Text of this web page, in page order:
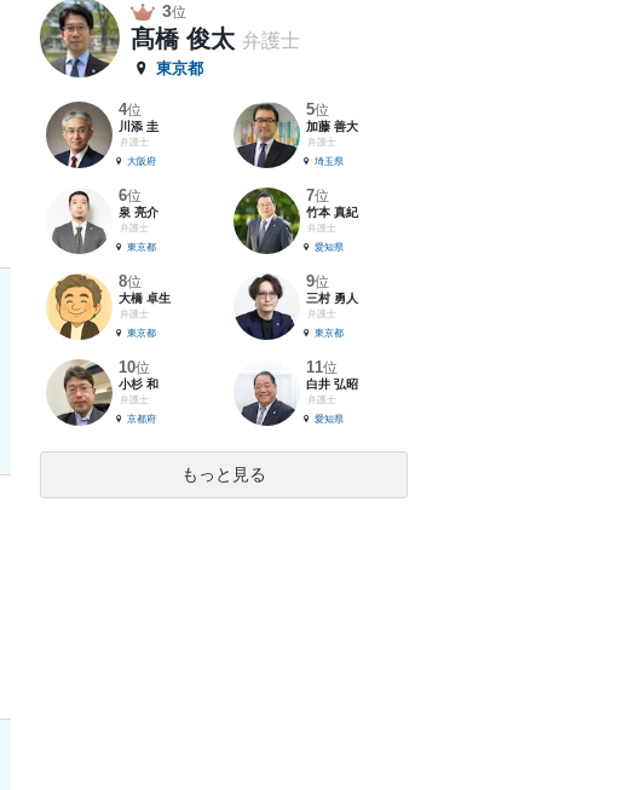
3位
髙橋 俊太 弁護士
東京都
4位
川添 圭
弁護士
大阪府
5位
加藤 善大
弁護士
埼玉県
6位
泉 亮介
弁護士
東京都
7位
竹本 真紀
弁護士
愛知県
8位
大橋 卓生
弁護士
東京都
9位
三村 勇人
弁護士
東京都
10位
小杉 和
弁護士
京都府
11位
白井 弘昭
弁護士
愛知県
もっと見る